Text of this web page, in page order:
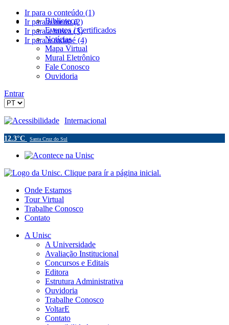
Ir para o conteúdo (1)
Ir para o menu (2)
Ir para a busca (3)
Ir para o rodapé (4)
Biblioteca
Eventos / Certificados
Notícias
Mapa Virtual
Mural Eletrônico
Fale Conosco
Ouvidoria
Entrar
Acessibilidade Internacional
12.3°C Santa Cruz do Sul
Onde Estamos
Tour Virtual
Trabalhe Conosco
Contato
A Unisc
A Universidade
Avaliação Institucional
Concursos e Editais
Editora
Estrutura Administrativa
Ouvidoria
Trabalhe Conosco
VoltarE
Contato